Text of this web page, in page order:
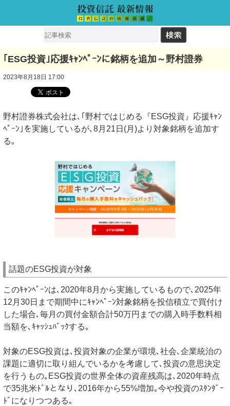
｢ESG投資｣応援ｷｬﾝﾍﾟｰﾝに銘柄を追加～野村證券
2023年8月18日 17:00
野村證券株式会社は､｢野村ではじめる『ESG投資』応援ｷｬﾝ
ﾍﾟｰﾝ｣を実施しているが､8月21日(月)より対象銘柄を追加す
る｡
話題のESG投資が対象
このｷｬﾝﾍﾟｰﾝは､2020年8月から実施しているもので､2025年
12月30日まで期間中にｷｬﾝﾍﾟｰﾝ対象銘柄を投信積立で買付け
した場合､毎月の買付金額合計50万円までの購入時手数料相
当額を､ｷｬｯｼｭﾊﾞｯｸする｡
対象のESG投資は､投資対象の企業が環境､社会､企業統治の
課題に適切に取り組んでいるかを考慮して､投資の意思決定
を行うもの｡ESG投資の世界全体の資産残高は､2020年時点
で35兆米ﾄﾞﾙとなり､2016年から55%増加｡今や投資のｽﾀﾝﾀﾞｰ
ﾄﾞになりつつある｡